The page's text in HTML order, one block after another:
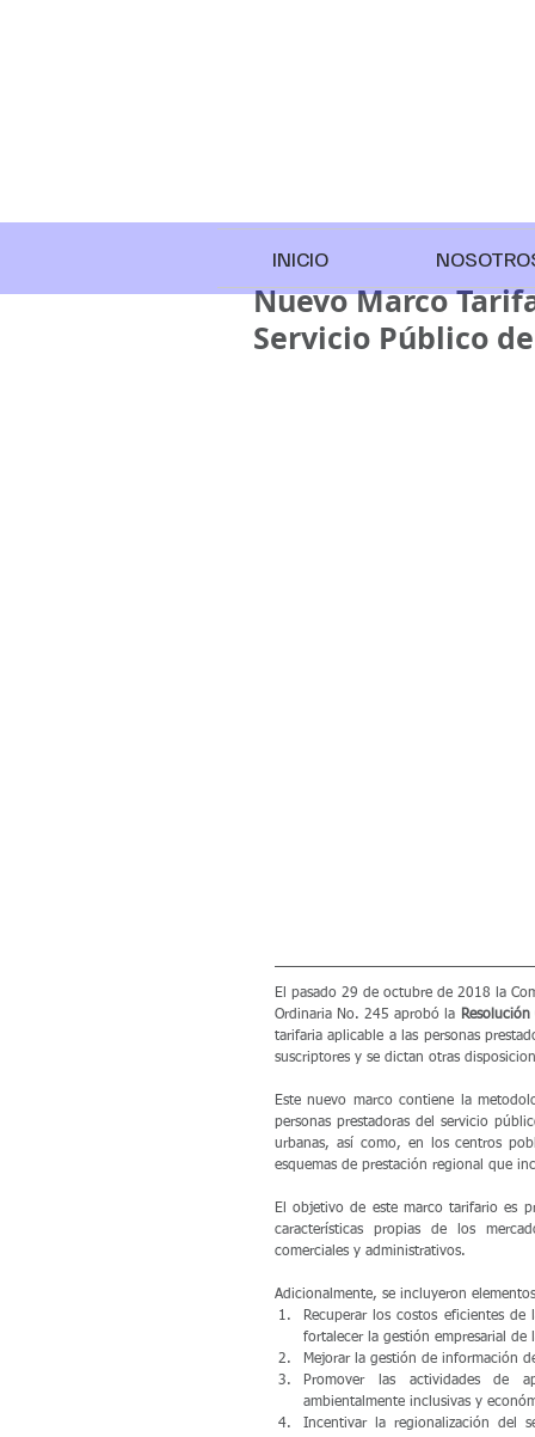
Nuevo Marco
Servicio Público
El pasado 29 de octubre de 2018 la
Ordinaria No. 245 aprobó la
tarifaria aplicable a las personas
suscriptores y se dictan otras
Este nuevo marco contiene la
personas prestadoras del servicio
urbanas, así como, en los centros
esquemas de prestación regional que
El objetivo de este marco tarifario es
características propias de los
comerciales y administrativos.
Adicionalmente, se incluyeron
Recuperar los costos eficientes
fortalecer la gestión empresarial de
Mejorar la gestión de información
Promover las actividades de
ambientalmente inclusivas y
Incentivar la regionalización del
INICIO